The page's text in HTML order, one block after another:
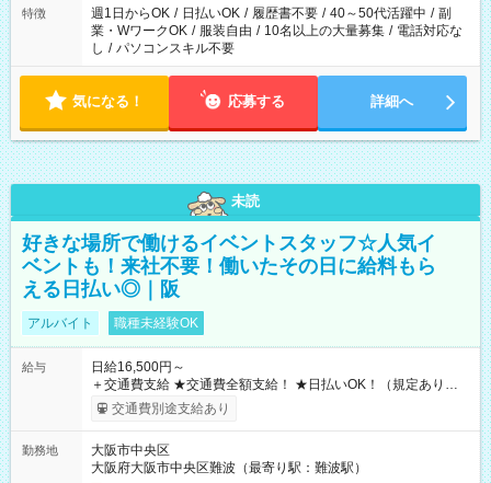
特徴 週1日からOK / 日払いOK / 履歴書不要 / 40～50代活躍中 / 副
業・WワークOK / 服装自由 / 10名以上の大量募集 / 電話対応な
し / パソコンスキル不要
気になる！ 応募する 詳細へ
未読
好きな場所で働けるイベントスタッフ☆人気イ
ベントも！来社不要！働いたその日に給料もら
える日払い◎｜阪
アルバイト 職種未経験OK
給与
日給16,500円～
＋交通費支給 ★交通費全額支給！ ★日払いOK！（規定あり） ┗
働いたその日に現金GET♪ お仕事後はコンビニATMから 日払
交通費別途支給あり
勤務地
大阪市中央区
大阪府大阪市中央区難波（最寄り駅：難波駅）